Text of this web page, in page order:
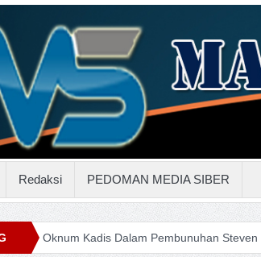
Redaksi PEDOMAN MEDIA SIBER
Kadis Dalam Pembunuhan Steven Indi Segera